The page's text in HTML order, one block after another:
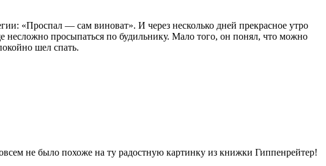
«Проспал — сам виноват». И через несколько дней прекрасное утро
несложно просыпаться по будильнику. Мало того, он понял, что можно
шел спать.
не было похоже на ту радостную картинку из книжки Гиппенрейтер!